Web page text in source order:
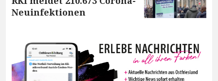
Neuinfektionen